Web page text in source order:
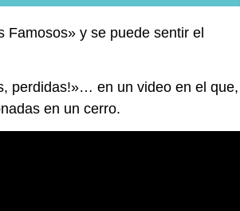
Famosos» y se puede sentir el
perdidas!»… en un video en el que,
en un cerro.